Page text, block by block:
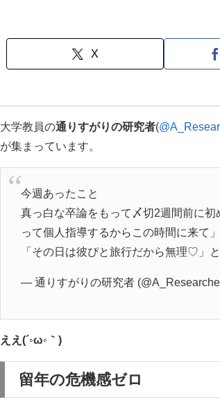
X
大学教員の通りすがりの研究者(
が集まっています。
今週あったこと
真っ白な卒論をもって〆切2週間前に
って個人指導するからこの時間に来て
「その日は彼ぴと旅行だから無理♡」
— 通りすがりの研究者
ええ(´◦ω◦｀)
留年の危機感ゼロ